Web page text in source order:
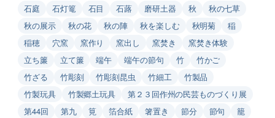
石庭
石灯篭 石目 石蕗 磨研土器 秋
秋の七草
秋の展示
秋の花 秋の陣 秋を楽しむ 秋明菊
稲
稲穂
穴窯 窯作り 窯出し 窯焚き
窯焚き体験
立ち簾
立て簾 端午 端午の節句 竹
竹かご
竹ざる
竹彫刻 竹彫刻昆虫 竹細工
竹製品
竹製玩具
竹製郷土玩具
第２３回作州の民芸ものづくり展
第44回
第九 筧 箔合紙 箸置き 節分 節句
籠